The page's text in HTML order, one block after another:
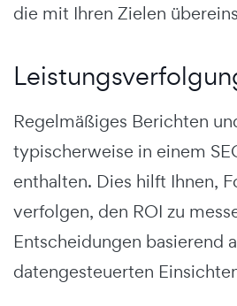
die mit Ihren Zielen
Regelmäßiges Berichten
typischerweise in einem
enthalten. Dies hilft Ihnen,
verfolgen, den ROI zu
Entscheidungen basierend
datengesteuerten